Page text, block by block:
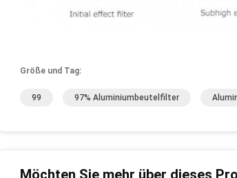
Größe und Tag:
99 97% Aluminiumbeutelfilter
Möchten Sie mehr über dieses